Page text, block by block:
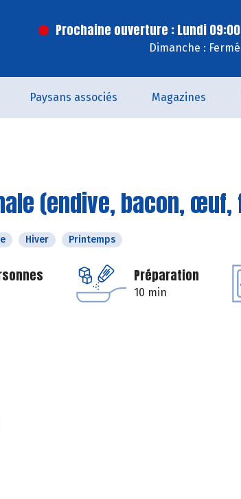
Prochaine ouverture : Lundi 09:00
Dimanche : Fermé
Paysans associés Magazines
(endive, bacon, œuf,
Hiver Printemps
Préparation
10 min